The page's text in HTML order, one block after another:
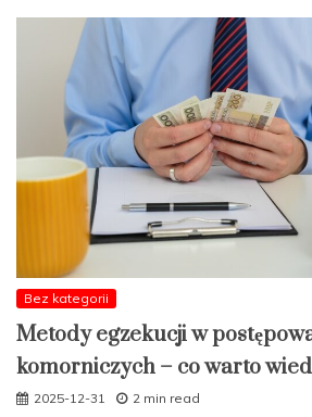
Bez kategorii
Metody egzekucji w
komorniczych – co warto
2025-12-31 2 min read